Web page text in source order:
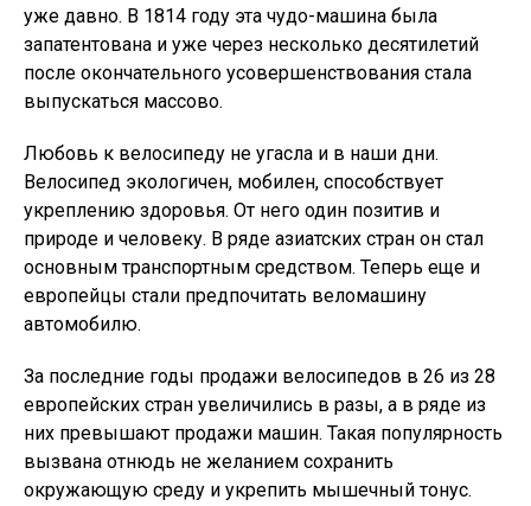
уже давно. В 1814 году эта чудо-машина была
запатентована и уже через несколько десятилетий
после окончательного усовершенствования стала
выпускаться массово.
Любовь к велосипеду не угасла и в наши дни.
Велосипед экологичен, мобилен, способствует
укреплению здоровья. От него один позитив и
природе и человеку. В ряде азиатских стран он стал
основным транспортным средством. Теперь еще и
европейцы стали предпочитать веломашину
автомобилю.
За последние годы продажи велосипедов в 26 из 28
европейских стран увеличились в разы, а в ряде из
них превышают продажи машин. Такая популярность
вызвана отнюдь не желанием сохранить
окружающую среду и укрепить мышечный тонус.